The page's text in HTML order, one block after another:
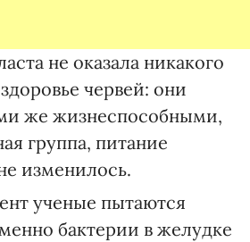
не оказала никакого
червей: они
же жизнеспособными,
группа, питание
изменилось.
ученые пытаются
бактерии в желудке